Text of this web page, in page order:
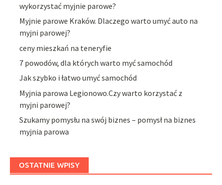
wykorzystać myjnie parowe?
Myjnie parowe Kraków. Dlaczego warto umyć auto na
myjni parowej?
ceny mieszkań na teneryfie
7 powodów, dla których warto myć samochód
Jak szybko i łatwo umyć samochód
Myjnia parowa Legionowo.Czy warto korzystać z
myjni parowej?
Szukamy pomysłu na swój biznes – pomysł na biznes
myjnia parowa
OSTATNIE WPISY